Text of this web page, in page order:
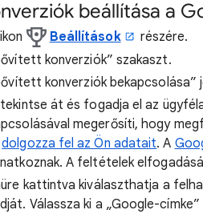
beállítása a
ikon Beállítások
részére.
konverziók” szakaszt.
konverziók bekapcsolása”
át és fogadja el az
megerősíti, hogy
dolgozza fel az Ön adatait. A
A feltételek
kattintva kiválaszthatja a
Válassza ki a „Google-